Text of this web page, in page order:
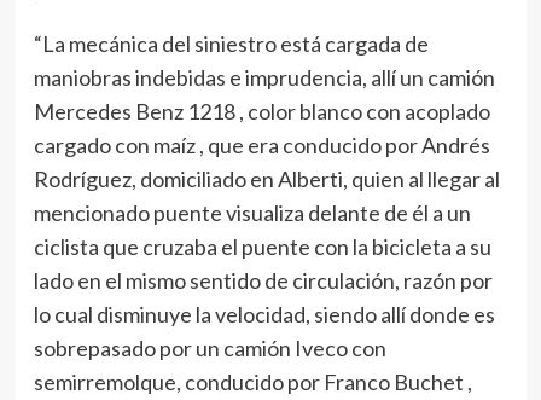
“La mecánica del siniestro está cargada de
maniobras indebidas e imprudencia, allí un camión
Mercedes Benz 1218 , color blanco con acoplado
cargado con maíz , que era conducido por Andrés
Rodríguez, domiciliado en Alberti, quien al llegar al
mencionado puente visualiza delante de él a un
ciclista que cruzaba el puente con la bicicleta a su
lado en el mismo sentido de circulación, razón por
lo cual disminuye la velocidad, siendo allí donde es
sobrepasado por un camión Iveco con
semirremolque, conducido por Franco Buchet ,